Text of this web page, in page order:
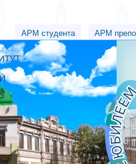
АРМ студента АРМ